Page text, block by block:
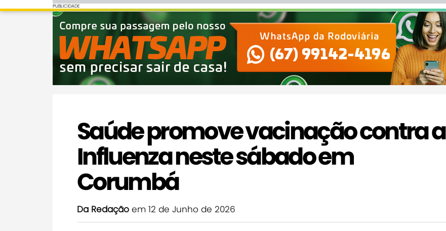
PUBLICIDADE
PUBLICIDADE
Saúde promove vacinação contra a
Influenza neste sábado em
Corumbá
Da Redação em 12 de Junho de 2026